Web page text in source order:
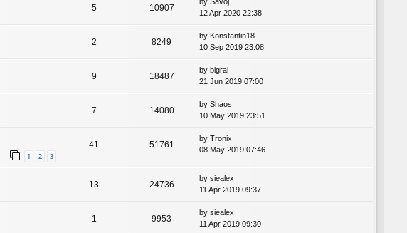
5 10907
12 Apr 2020 22:38
2 8249
by Konstantin18
10 Sep 2019 23:08
9 18487
by bigral
21 Jun 2019 07:00
7 14080
by Shaos
10 May 2019 23:51
1 2 3
41 51761
by Tronix
08 May 2019 07:46
13 24736
by siealex
11 Apr 2019 09:37
1 9953
by siealex
11 Apr 2019 09:30